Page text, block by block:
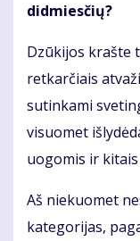
didmiesčių?
Dzūkijos krašte
retkarčiais
sutinkami
visuomet
uogomis ir
Aš niekuomet
kategorijas,